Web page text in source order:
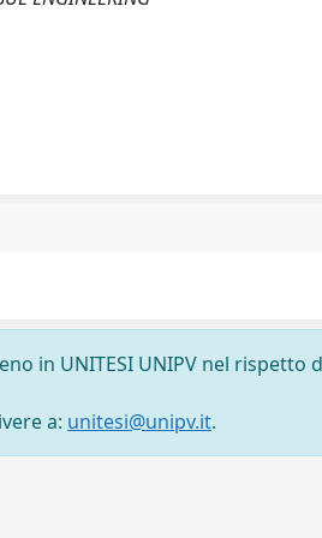
in UNITESI UNIPV nel rispetto
a: unitesi@unipv.it.